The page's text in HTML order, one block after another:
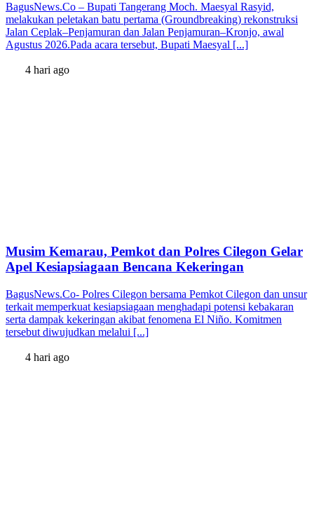
BagusNews.Co – Bupati Tangerang Moch. Maesyal Rasyid,
melakukan peletakan batu pertama (Groundbreaking) rekonstruksi
Jalan Ceplak–Penjamuran dan Jalan Penjamuran–Kronjo, awal
Agustus 2026.Pada acara tersebut, Bupati Maesyal [...]
4 hari ago
Musim Kemarau, Pemkot dan Polres Cilegon Gelar
Apel Kesiapsiagaan Bencana Kekeringan
BagusNews.Co- Polres Cilegon bersama Pemkot Cilegon dan unsur
terkait memperkuat kesiapsiagaan menghadapi potensi kebakaran
serta dampak kekeringan akibat fenomena El Niño. Komitmen
tersebut diwujudkan melalui [...]
4 hari ago